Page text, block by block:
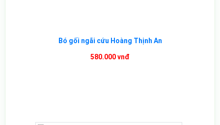
Bó gối ngãi cứu Hoàng Thịnh An
580.000 vnđ